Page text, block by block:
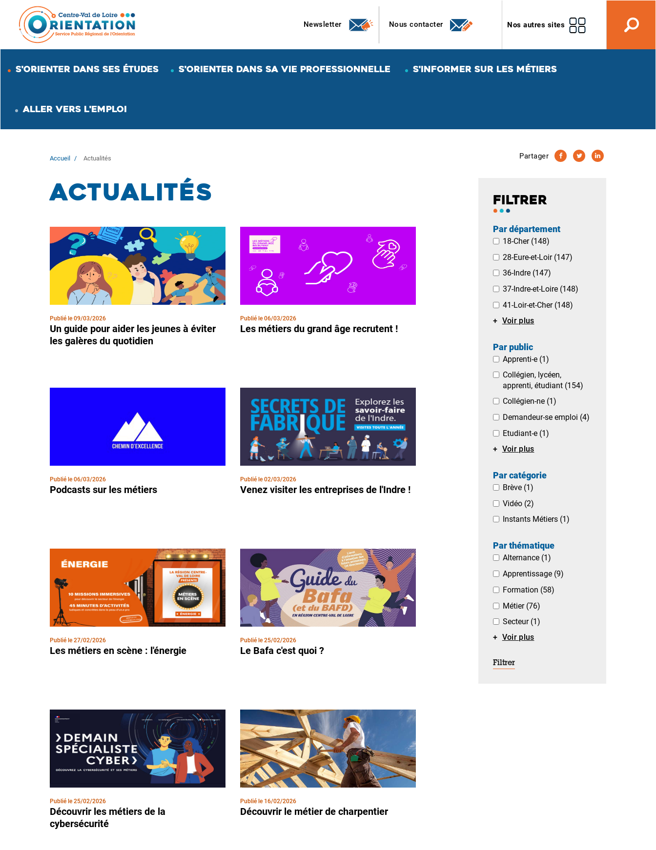
contenu
principal
Newsletter Nous contacter Nos autres sites
S'ORIENTER DANS SES ÉTUDES S'ORIENTER DANS SA VIE PROFESSIONNELLE S'INFORMER SUR LES MÉTIERS
ALLER VERS L'EMPLOI
Accueil Actualités Partager
FILTRER
Par département
18-Cher (148)
28-Eure-et-Loir (147)
36-Indre (147)
37-Indre-et-Loire (148)
41-Loir-et-Cher (148)
Voir plus
Par public
Apprenti-e (1)
Collégien, lycéen,
apprenti, étudiant (154)
Collégien-ne (1)
Demandeur-se emploi (4)
Etudiant-e (1)
Voir plus
Par catégorie
Brève (1)
Vidéo (2)
Instants Métiers (1)
Par thématique
Alternance (1)
Apprentissage (9)
Formation (58)
Métier (76)
Secteur (1)
Voir plus
Filtrer
Actualités
Publié le 09/03/2026
Un guide pour aider les jeunes à éviter
les galères du quotidien
Publié le 06/03/2026
Les métiers du grand âge recrutent !
Publié le 06/03/2026
Podcasts sur les métiers
Publié le 02/03/2026
Venez visiter les entreprises de l'Indre !
Publié le 27/02/2026
Les métiers en scène : l'énergie
Publié le 25/02/2026
Le Bafa c'est quoi ?
Publié le 25/02/2026
Découvrir les métiers de la
cybersécurité
Publié le 16/02/2026
Découvrir le métier de charpentier